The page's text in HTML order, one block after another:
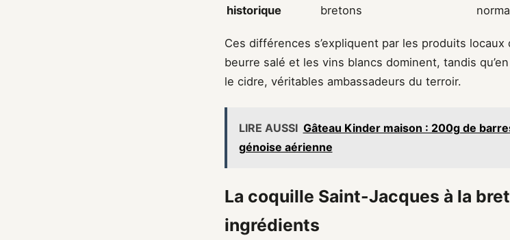
historique
bretons
Ces différences s’expliquent par les produits
beurre salé et les vins blancs dominent, tandis
le cidre, véritables ambassadeurs du terroir.
LIRE AUSSI Gâteau Kinder maison : 200g de
génoise aérienne
La coquille Saint-Jacques à la
ingrédients